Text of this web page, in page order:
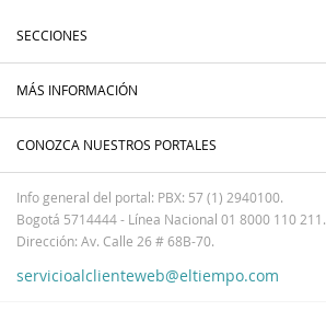
SECCIONES
MÁS INFORMACIÓN
CONOZCA NUESTROS PORTALES
Info general del portal: PBX: 57 (1) 2940100.
Bogotá 5714444 - Línea Nacional 01 8000 110 211.
Dirección: Av. Calle 26 # 68B-70.
servicioalclienteweb@eltiempo.com